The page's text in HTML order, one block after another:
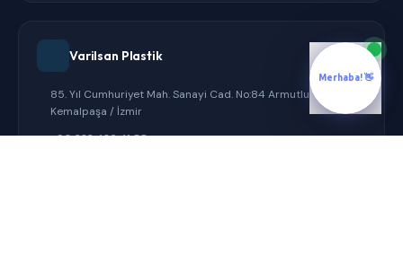
Varilsan Plastik
85. Yıl Cumhuriyet Mah. Sanayi Cad. No:84 Armutlu -
Kemalpaşa / İzmir
+90 232 436 41 58
Merhaba! 👋